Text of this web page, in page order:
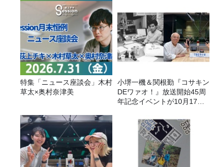
特集「ニュース座談会」木村
草太×奥村奈津美
小堺一機＆関根勤『コサキン
DEワァオ！』放送開始45周
年記念イベントが10月17日
FC先行受付スタート！